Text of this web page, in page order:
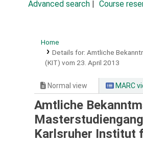
Advanced search Course
Home
Details for: Amtliche
(KIT) vom 23. April 2013
Normal view MARC
Amtliche
Karlsruher Institut